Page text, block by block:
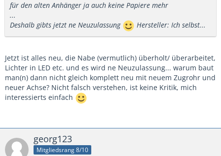
für den alten Anhänger ja auch keine Papiere mehr
...
Deshalb gibts jetzt ne Neuzulassung
Hersteller: Ich selbst...
Jetzt ist alles neu, die Nabe (vermutlich) überholt/ überarbeitet,
Lichter in LED etc. und es wird ne Neuzulassung... warum baut
man(n) dann nicht gleich komplett neu mit neuem Zugrohr und
neuer Achse? Nicht falsch verstehen, ist keine Kritik, mich
interessierts einfach
georg123
Mitgliedsrang 8/10